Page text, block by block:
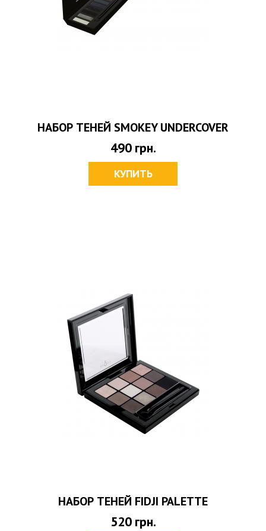
НАБОР ТЕНЕЙ SMOKEY UNDERCOVER
490 грн.
КУПИТЬ
НАБОР ТЕНЕЙ FIDJI PALETTE
520 грн.